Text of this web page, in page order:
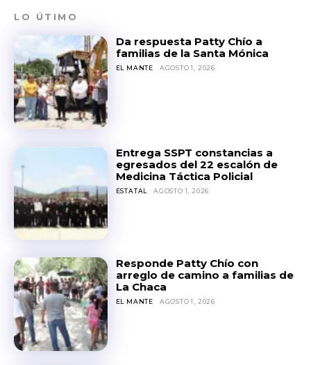
LO ÚTIMO
Da respuesta Patty Chío a
familias de la Santa Mónica
EL MANTE AGOSTO 1, 2026
Entrega SSPT constancias a
egresados del 22 escalón de
Medicina Táctica Policial
ESTATAL AGOSTO 1, 2026
Responde Patty Chío con
arreglo de camino a familias de
La Chaca
EL MANTE AGOSTO 1, 2026